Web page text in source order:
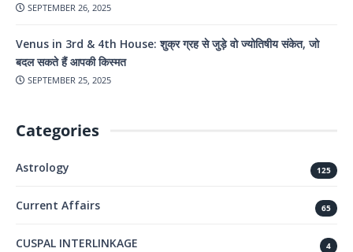
SEPTEMBER 26, 2025
Venus in 3rd & 4th House: शुक्र ग्रह से जुड़े वो ज्योतिषीय संकेत, जो
बदल सकते हैं आपकी किस्मत
SEPTEMBER 25, 2025
Categories
Astrology 125
Current Affairs 65
CUSPAL INTERLINKAGE 4